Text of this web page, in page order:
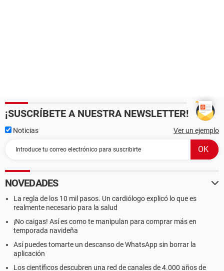
¡SUSCRÍBETE A NUESTRA NEWSLETTER!
Noticias Ver un ejemplo
NOVEDADES
La regla de los 10 mil pasos. Un cardiólogo explicó lo que es
realmente necesario para la salud
¡No caigas! Así es como te manipulan para comprar más en
temporada navideña
Así puedes tomarte un descanso de WhatsApp sin borrar la
aplicación
Los científicos descubren una red de canales de 4.000 años de